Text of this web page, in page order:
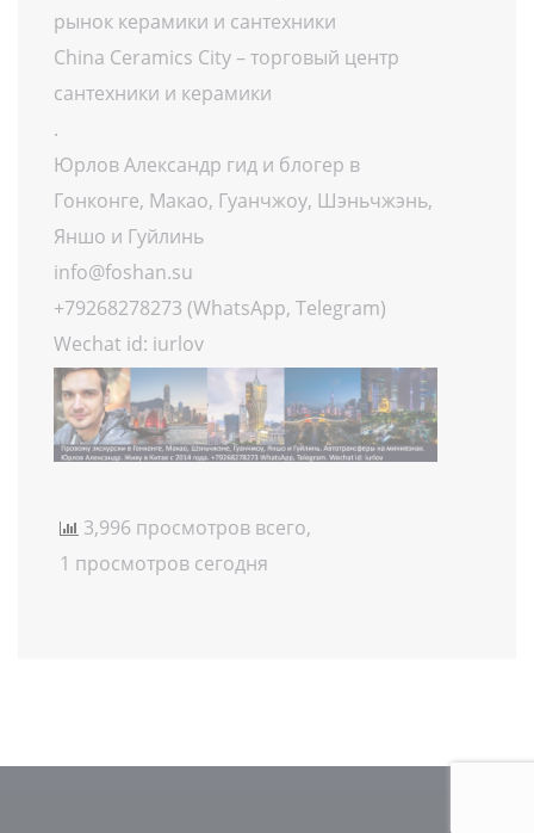
рынок керамики и сантехники
China Ceramics City – торговый центр
сантехники и керамики
.
Юрлов Александр гид и блогер в
Гонконге, Макао, Гуанчжоу, Шэньчжэнь,
Яншо и Гуйлинь
info@foshan.su
+79268278273 (WhatsApp, Telegram)
Wechat id: iurlov
3,996 просмотров всего,
1 просмотров сегодня